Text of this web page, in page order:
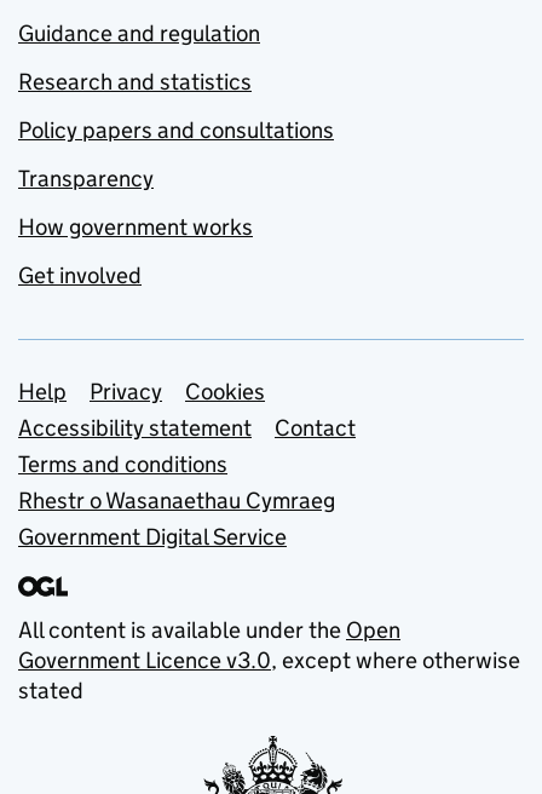
Guidance and regulation
Research and statistics
Policy papers and consultations
Transparency
How government works
Get involved
Support links
Help Privacy
Cookies
Accessibility statement
Contact
Terms and conditions
Rhestr o Wasanaethau Cymraeg
Government Digital Service
All content is available under the Open
Government Licence v3.0, except where otherwise
stated